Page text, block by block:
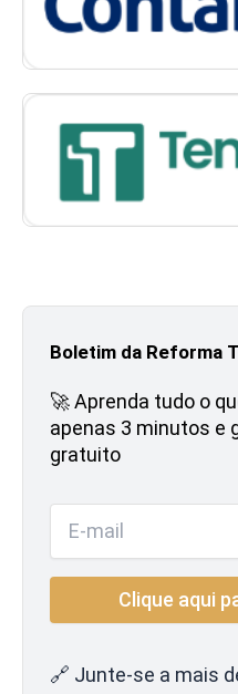
Boletim da Reforma
🚀 Aprenda tudo o
apenas 3 minutos e
gratuito
🔗 Junte-se a mais